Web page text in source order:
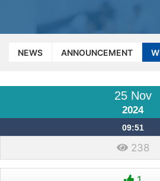
NEWS ANNOUNCEMENT
25 Nov
2024
09:51
238